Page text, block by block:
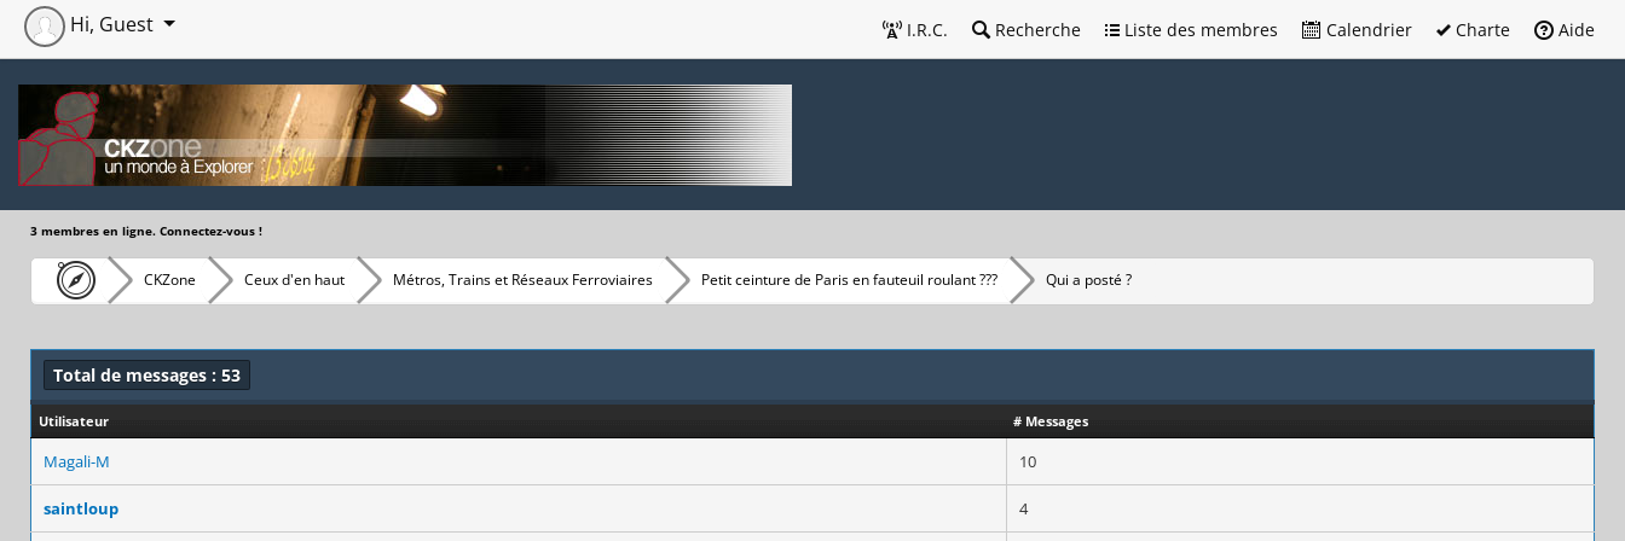
I.R.C. Recherche Liste des membres Calendrier Charte Aide
Hi, Guest
3 membres en ligne. Connectez-vous !
CKZone Ceux d'en haut Métros, Trains et Réseaux Ferroviaires Petit ceinture de Paris en fauteuil roulant ??? Qui a posté ?
Total de messages : 53
Utilisateur # Messages
Magali-M 10
saintloup 4